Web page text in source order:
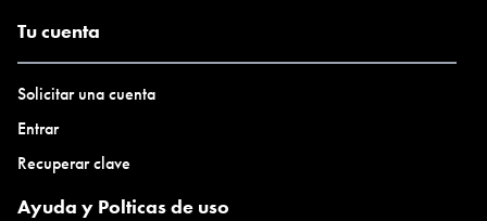
Tu cuenta
Solicitar una cuenta
Entrar
Recuperar clave
Ayuda y Polticas de uso